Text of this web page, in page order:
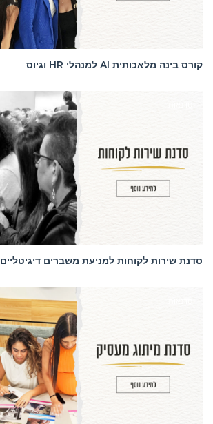
קורס בינה מלאכותית AI למנהלי HR וגיוס
סדנת שירות לקוחות למניעת משברים דיגיטליים